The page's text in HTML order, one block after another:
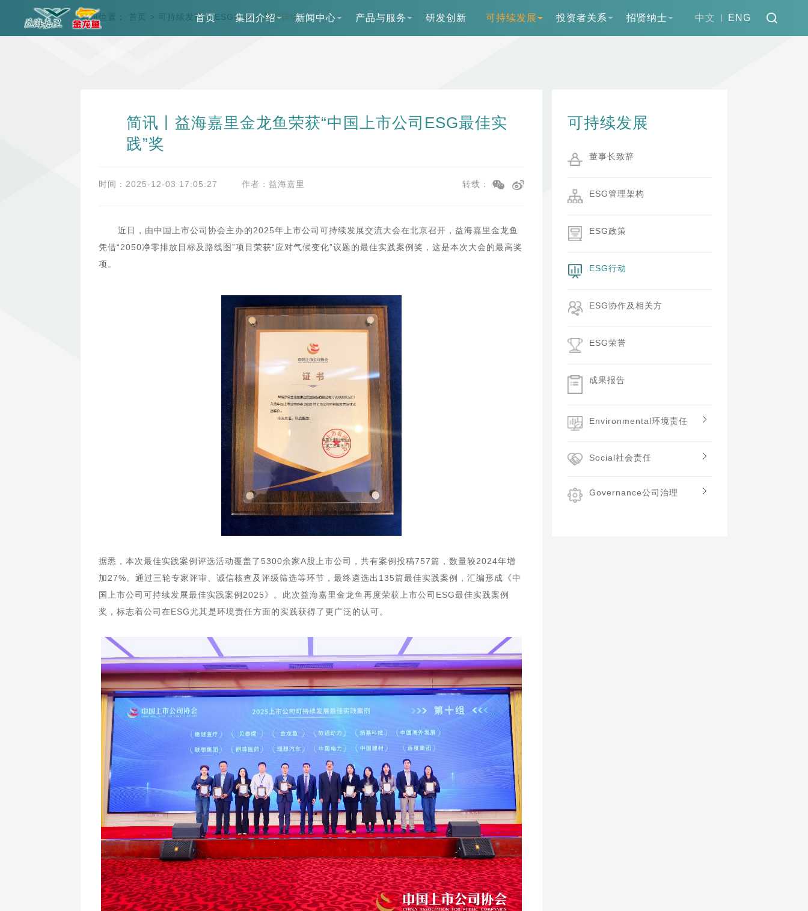
中文 ENG
首页 集团介绍 新闻中心 产品与服务 研发创新 可持续发展 投资者关系 招贤纳士
当前位置： 首页 > 可持续发展 > ESG行动 > 新闻详情
简讯丨益海嘉里金龙鱼荣获“中国上市公司ESG最佳实
践”奖
时间：2025-12-03 17:05:27 作者：益海嘉里 转载：
近日，由中国上市公司协会主办的2025年上市公司可持续发展交流大会在北京召开，益海嘉里金龙鱼
凭借“2050净零排放目标及路线图”项目荣获“应对气候变化”议题的最佳实践案例奖，这是本次大会的最高奖
项。
据悉，本次最佳实践案例评选活动覆盖了5300余家A股上市公司，共有案例投稿757篇，数量较2024年增
加27%。通过三轮专家评审、诚信核查及评级筛选等环节，最终遴选出135篇最佳实践案例，汇编形成《中
国上市公司可持续发展最佳实践案例2025》。此次益海嘉里金龙鱼再度荣获上市公司ESG最佳实践案例
奖，标志着公司在ESG尤其是环境责任方面的实践获得了更广泛的认可。
可持续发展
董事长致辞
ESG管理架构
ESG政策
ESG行动
ESG协作及相关方
ESG荣誉
成果报告
Environmental环境责任
Social社会责任
Governance公司治理